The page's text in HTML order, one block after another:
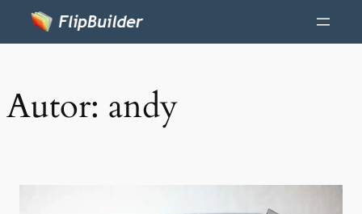
Autor: andy